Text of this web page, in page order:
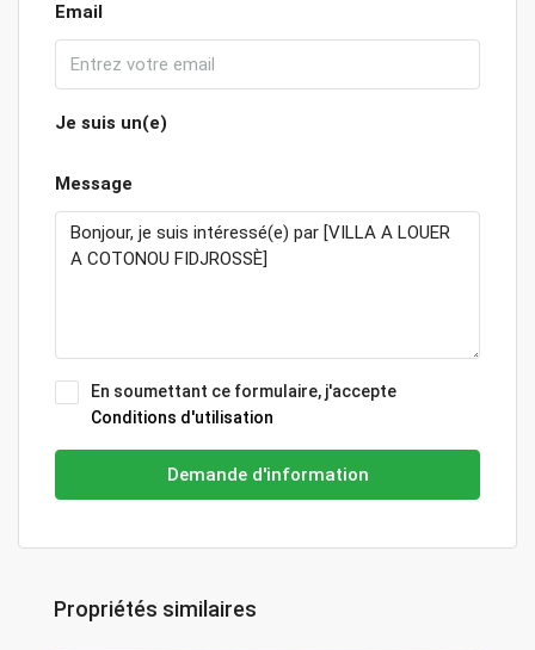
Email
Je suis un(e)
Message
En soumettant ce formulaire, j'accepte
Conditions d'utilisation
Demande d'information
Propriétés similaires